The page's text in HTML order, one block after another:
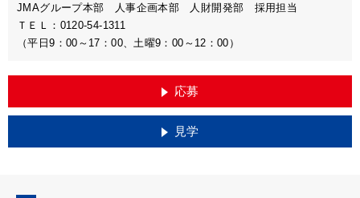
JMAグループ本部 人事企画本部 人財開発部 採用担当
ＴＥＬ：0120-54-1311
（平日9：00～17：00、土曜9：00～12：00）
応募
見学